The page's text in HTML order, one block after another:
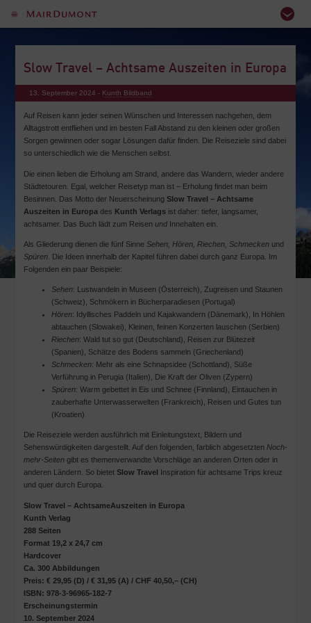
Slow Travel – Achtsame Auszeiten in Europa
13. September 2024 - Kunth Bildband
Auf Reisen kann jeder seinen Wünschen und Interessen nachgehen, dem
Alltagstrott entfliehen und im besten Fall Abstand zu den kleinen oder großen
Sorgen gewinnen oder sogar Lösungen dafür finden. Die Reiseziele sind dabei
so unterschiedlich wie die Menschen selbst.
Die einen lieben die Erholung am Strand, andere das Wandern, wieder andere
Städtetouren. Egal, welcher Reisetyp man ist – Erholung findet man beim
Besinnen. Das Motto der Neuerscheinung Slow Travel – Achtsame
Auszeiten in Europa des Kunth Verlags ist daher: tiefer, langsamer,
achtsamer. Das Buch lädt zum Reisen und Innehalten ein.
Als Gliederung dienen die fünf Sinne Sehen, Hören, Riechen, Schmecken und
Spüren. Die Ideen innerhalb der Kapitel führen dabei durch ganz Europa. Im
Folgenden ein paar Beispiele:
Sehen: Lustwandeln in Museen (Österreich), Zugreisen und Staunen
(Schweiz), Schmökern in Bücherparadiesen (Portugal)
Hören: Idyllisches Paddeln und Kajakwandern (Dänemark), In Höhlen
abtauchen (Slowakei), Kleinen, feinen Konzerten lauschen (Serbien)
Riechen: Wald tut so gut (Deutschland), Reisen zur Blütezeit
(Spanien), Schätze des Bodens sammeln (Griechenland)
Schmecken: Mehr als eine Schnapsidee (Schottland), Süße
Verführung in Perugia (Italien), Die Kraft der Oliven (Zypern)
Spüren: Warm gebettet in Eis und Schnee (Finnland), Eintauchen in
zauberhafte Unterwasserwelten (Frankreich), Reisen und Gutes tun
(Kroatien)
Die Reiseziele werden ausführlich mit Einleitungstext, Bildern und
Sehenswürdigkeiten dargestellt. Auf den folgenden, farblich abgesetzten Noch-
mehr-Seiten gibt es themenverwandte Vorschläge an anderen Orten oder in
anderen Ländern. So bietet Slow Travel
Inspiration für achtsame Trips kreuz
und quer durch Europa.
Slow Travel – AchtsameAuszeiten in Europa
Kunth Verlag
288 Seiten
Format 19,2 x 24,7 cm
Hardcover
Ca. 300 Abbildungen
Preis: € 29,95 (D) / € 31,95 (A) / CHF 40,50,– (CH)
ISBN: 978-3-96965-182-7
Erscheinungstermin
10. September 2024